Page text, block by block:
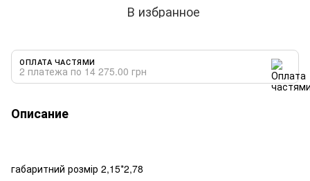
В избранное
ОПЛАТА ЧАСТЯМИ
2 платежа по 14 275.00 грн
Описание
габаритний розмір 2,15*2,78